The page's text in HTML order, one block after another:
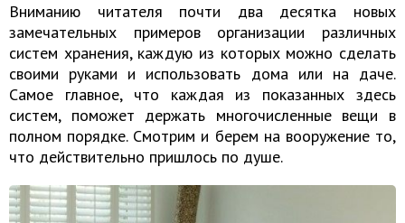
Вниманию читателя почти два десятка новых
замечательных примеров организации различных
систем хранения, каждую из которых можно сделать
своими руками и использовать дома или на даче.
Самое главное, что каждая из показанных здесь
систем, поможет держать многочисленные вещи в
полном порядке. Смотрим и берем на вооружение то,
что действительно пришлось по душе.